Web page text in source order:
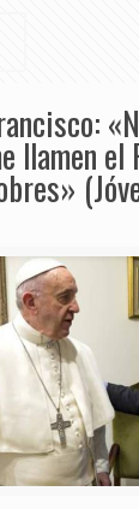
llamen el